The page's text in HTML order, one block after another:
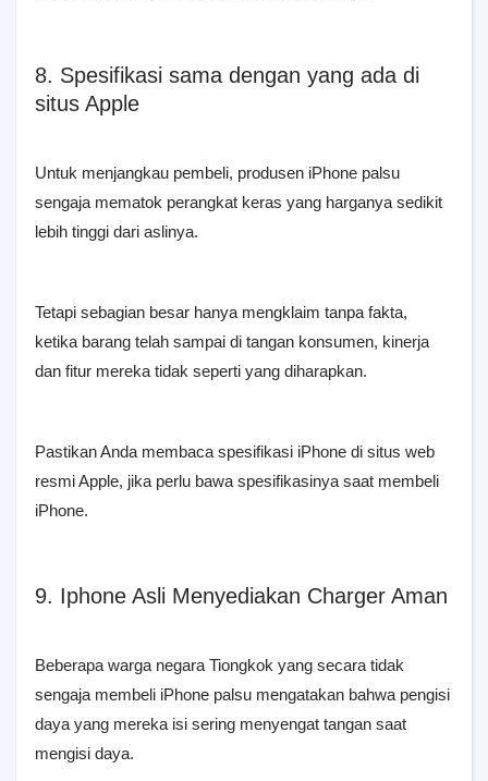
8. Spesifikasi sama dengan yang ada di
situs Apple
Untuk menjangkau pembeli, produsen iPhone palsu
sengaja mematok perangkat keras yang harganya sedikit
lebih tinggi dari aslinya.
Tetapi sebagian besar hanya mengklaim tanpa fakta,
ketika barang telah sampai di tangan konsumen, kinerja
dan fitur mereka tidak seperti yang diharapkan.
Pastikan Anda membaca spesifikasi iPhone di situs web
resmi Apple, jika perlu bawa spesifikasinya saat membeli
iPhone.
9. Iphone Asli Menyediakan Charger Aman
Beberapa warga negara Tiongkok yang secara tidak
sengaja membeli iPhone palsu mengatakan bahwa pengisi
daya yang mereka isi sering menyengat tangan saat
mengisi daya.